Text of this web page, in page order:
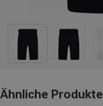
Ähnliche Produkte